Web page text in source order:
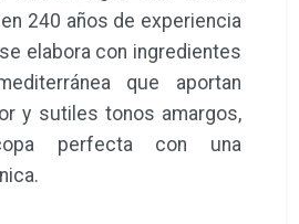
240 años de experiencia
elabora con ingredientes
que aportan
y sutiles tonos amargos,
perfecta con una